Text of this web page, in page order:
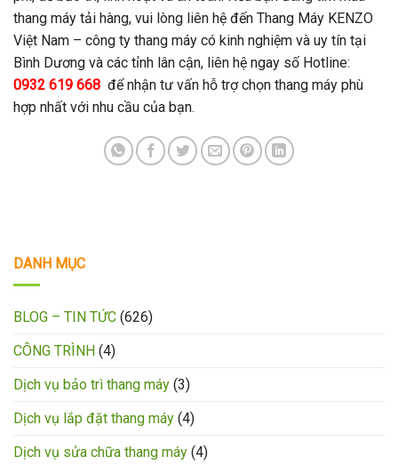
thang máy tải hàng, vui lòng liên hệ đến Thang Máy KENZO
Việt Nam – công ty thang máy có kinh nghiệm và uy tín tại
Bình Dương và các tỉnh lân cận, liên hệ ngay số Hotline:
0932 619 668 để nhận tư vấn hỗ trợ chọn thang máy phù
hợp nhất với nhu cầu của bạn.
DANH MỤC
BLOG – TIN TỨC (626)
CÔNG TRÌNH (4)
Dịch vụ bảo trì thang máy (3)
Dịch vụ lắp đặt thang máy (4)
Dịch vụ sửa chữa thang máy (4)